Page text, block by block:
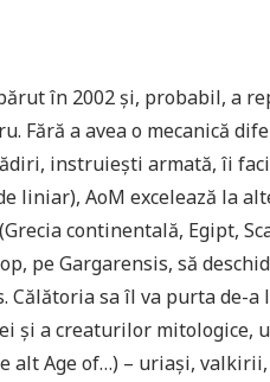
în 2002 și, probabil, a
Fără a avea o mecanică
instruiești armată, îi
liniar), AoM excelează la
continentală, Egipt,
pe Gargarensis, să
sa îl va purta de-a
și a creaturilor mitologice,
alt Age of…) – uriași,